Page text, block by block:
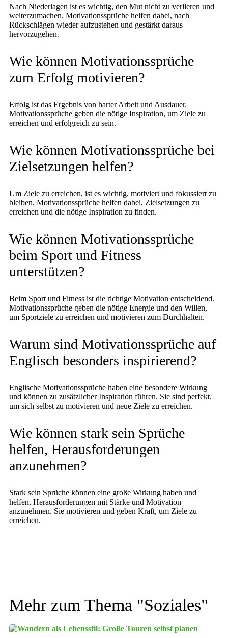
Nach Niederlagen ist es wichtig, den Mut nicht zu verlieren und
weiterzumachen. Motivationssprüche helfen dabei, nach
Rückschlägen wieder aufzustehen und gestärkt daraus
hervorzugehen.
Wie können Motivationssprüche
zum Erfolg motivieren?
Erfolg ist das Ergebnis von harter Arbeit und Ausdauer.
Motivationssprüche geben die nötige Inspiration, um Ziele zu
erreichen und erfolgreich zu sein.
Wie können Motivationssprüche bei
Zielsetzungen helfen?
Um Ziele zu erreichen, ist es wichtig, motiviert und fokussiert zu
bleiben. Motivationssprüche helfen dabei, Zielsetzungen zu
erreichen und die nötige Inspiration zu finden.
Wie können Motivationssprüche
beim Sport und Fitness
unterstützen?
Beim Sport und Fitness ist die richtige Motivation entscheidend.
Motivationssprüche geben die nötige Energie und den Willen,
um Sportziele zu erreichen und motivieren zum Durchhalten.
Warum sind Motivationssprüche auf
Englisch besonders inspirierend?
Englische Motivationssprüche haben eine besondere Wirkung
und können zu zusätzlicher Inspiration führen. Sie sind perfekt,
um sich selbst zu motivieren und neue Ziele zu erreichen.
Wie können stark sein Sprüche
helfen, Herausforderungen
anzunehmen?
Stark sein Sprüche können eine große Wirkung haben und
helfen, Herausforderungen mit Stärke und Motivation
anzunehmen. Sie motivieren und geben Kraft, um Ziele zu
erreichen.
Mehr zum Thema "Soziales"